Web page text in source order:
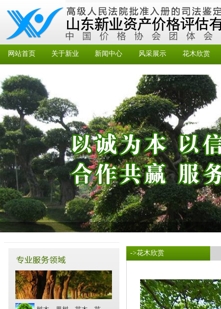
网站首页 关于新业 新闻中心 风采展示 花木欣赏
->花木欣赏